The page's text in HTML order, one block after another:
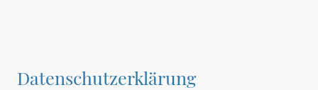
Datenschutzerklärung